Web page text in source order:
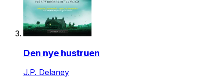
Den nye hustruen
J.P. Delaney